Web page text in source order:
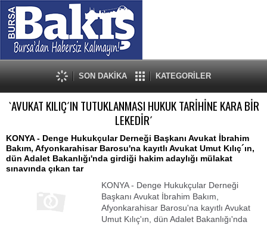
SON DAKİKA KATEGORİLER
`AVUKAT KILIÇ´IN TUTUKLANMASI HUKUK TARİHİNE KARA BİR
LEKEDİR´
KONYA - Denge Hukukçular Derneği Başkanı Avukat İbrahim
Bakım, Afyonkarahisar Barosu'na kayıtlı Avukat Umut Kılıç´ın,
dün Adalet Bakanlığı'nda girdiği hakim adaylığı mülakat
sınavında çıkan tar
KONYA - Denge Hukukçular Derneği
Başkanı Avukat İbrahim Bakım,
Afyonkarahisar Barosu'na kayıtlı Avukat
Umut Kılıç'ın, dün Adalet Bakanlığı'nda